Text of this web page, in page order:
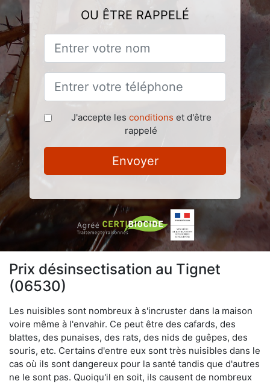
OU ÊTRE RAPPELÉ
J'accepte les conditions et d'être
rappelé
Envoyer
Prix désinsectisation au Tignet
(06530)
Les nuisibles sont nombreux à s'incruster dans la maison
voire même à l'envahir. Ce peut être des cafards, des
blattes, des punaises, des rats, des nids de guêpes, des
souris, etc. Certains d'entre eux sont très nuisibles dans le
cas où ils sont dangereux pour la santé tandis que d'autres
ne le sont pas. Quoiqu'il en soit, ils causent de nombreux